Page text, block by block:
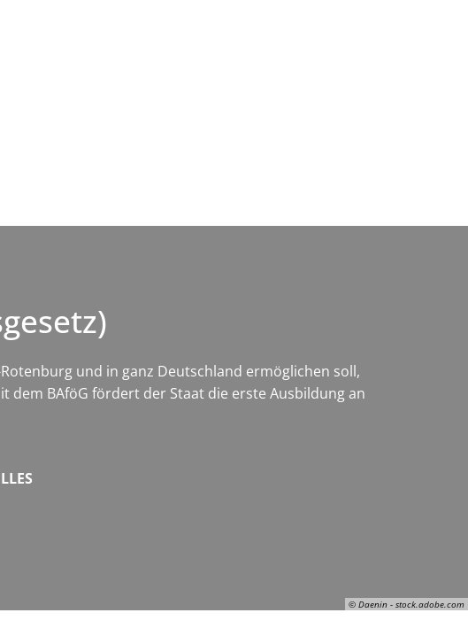
© Daenin - stock.adobe.com
und in ganz Deutschland ermöglichen soll,
dem BAföG fördert der Staat die erste Ausbildung an